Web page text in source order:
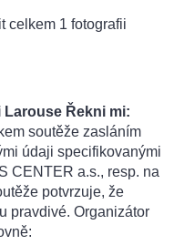
celkem 1 fotografii
Řekni mi:
soutěže zasláním
údaji specifikovanými
CENTER a.s., resp. na
potvrzuje, že
pravdivé. Organizátor